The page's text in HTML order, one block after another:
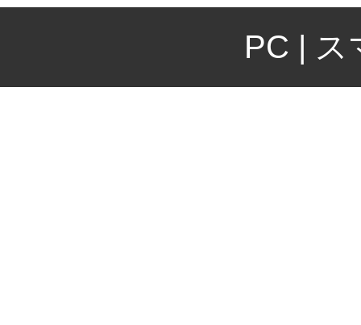
PC | ス